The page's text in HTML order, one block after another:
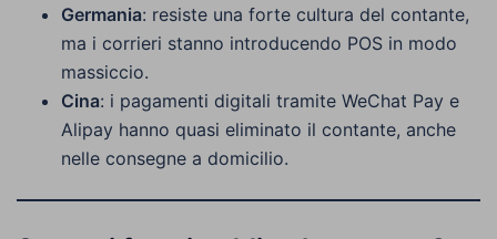
Germania: resiste una forte cultura del contante,
ma i corrieri stanno introducendo POS in modo
massiccio.
Cina: i pagamenti digitali tramite WeChat Pay e
Alipay hanno quasi eliminato il contante, anche
nelle consegne a domicilio.